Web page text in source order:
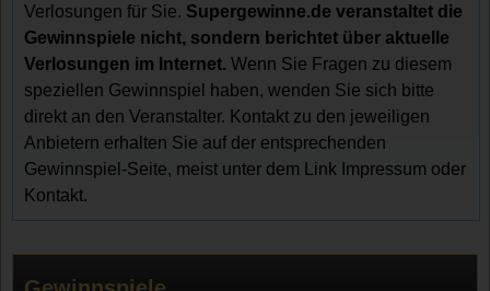
Verlosungen für Sie. Supergewinne.de veranstaltet die
Gewinnspiele nicht, sondern berichtet über aktuelle
Verlosungen im Internet. Wenn Sie Fragen zu diesem
speziellen Gewinnspiel haben, wenden Sie sich bitte
direkt an den Veranstalter. Kontakt zu den jeweiligen
Anbietern erhalten Sie auf der entsprechenden
Gewinnspiel-Seite, meist unter dem Link Impressum oder
Kontakt.